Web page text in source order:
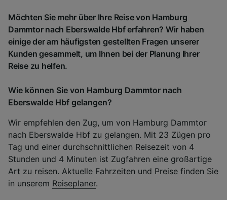
Möchten Sie mehr über Ihre Reise von Hamburg
Dammtor nach Eberswalde Hbf erfahren? Wir haben
einige der am häufigsten gestellten Fragen unserer
Kunden gesammelt, um Ihnen bei der Planung Ihrer
Reise zu helfen.
Wie können Sie von Hamburg Dammtor nach
Eberswalde Hbf gelangen?
Wir empfehlen den Zug, um von Hamburg Dammtor
nach Eberswalde Hbf zu gelangen. Mit 23 Zügen pro
Tag und einer durchschnittlichen Reisezeit von 4
Stunden und 4 Minuten ist Zugfahren eine großartige
Art zu reisen. Aktuelle Fahrzeiten und Preise finden Sie
in unserem Reiseplaner.